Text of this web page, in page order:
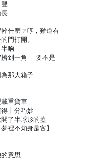
聲
長
什麼？哼，難道有
門打開。
晌
到一角──要不是
那大箱子
重貨車
十分巧妙
了半球形的蓋
裡不知身是客】
意思